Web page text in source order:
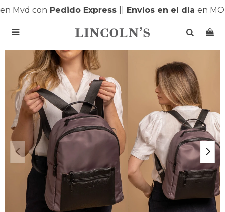
Mvd conPedido Express|| Envíos en el díaen
